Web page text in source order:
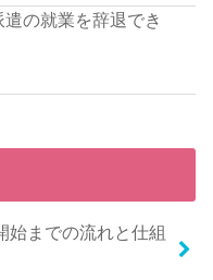
の就業を辞退でき
始までの流れと仕組